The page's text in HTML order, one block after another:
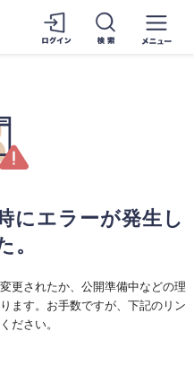
にエラーが発生し
。
更されたか、公開準備中などの理
ます。お手数ですが、下記のリン
ださい。